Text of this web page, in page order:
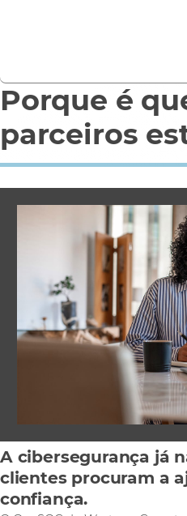
Porque é
parceiros
A cibersegurança já
clientes procuram a
confiança.